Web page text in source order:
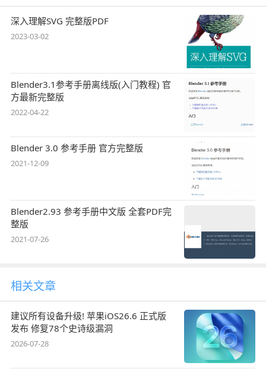
深入理解SVG 完整版PDF
2023-03-02
Blender3.1参考手册离线版(入门教程) 官
方最新完整版
2022-04-22
Blender 3.0 参考手册 官方完整版
2021-12-09
Blender2.93 参考手册中文版 全套PDF完
整版
2021-07-26
相关文章
建议所有设备升级! 苹果iOS26.6 正式版
发布 修复78个史诗级漏洞
2026-07-28